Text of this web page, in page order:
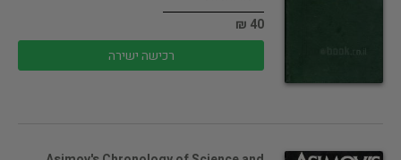
40 ₪
רכישה ישירה